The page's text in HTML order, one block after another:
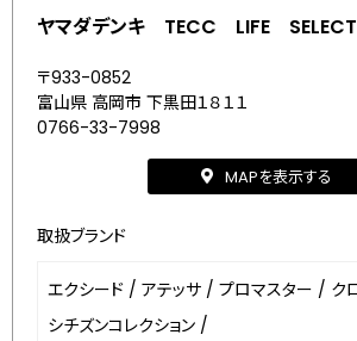
ヤマダデンキ TECC LIFE
〒933-0852
富山県 高岡市 下黒田１８１１
0766-33-7998
MAPを表示する
取扱ブランド
エクシード / アテッサ / プロマスター / ク
シチズンコレクション /